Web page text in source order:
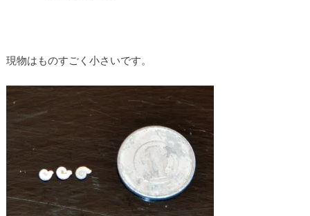
現物はものすごく小さいです。